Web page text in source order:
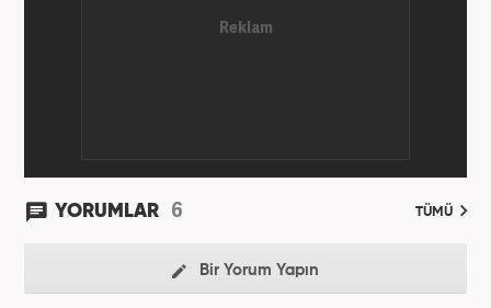
YORUMLAR 6 TÜMÜ
Bir Yorum Yapın